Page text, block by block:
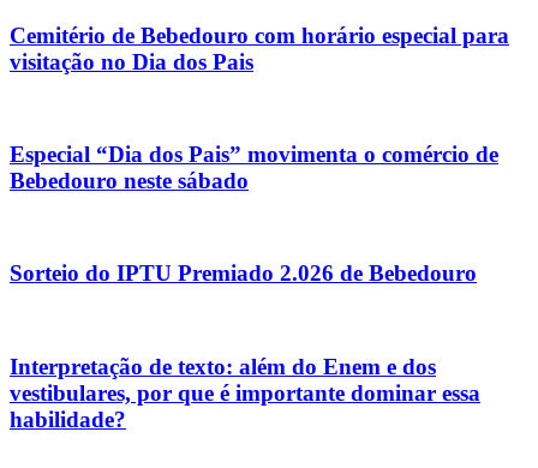
Cemitério de Bebedouro com horário especial para
visitação no Dia dos Pais
Especial “Dia dos Pais” movimenta o comércio de
Bebedouro neste sábado
Sorteio do IPTU Premiado 2.026 de Bebedouro
Interpretação de texto: além do Enem e dos
vestibulares, por que é importante dominar essa
habilidade?